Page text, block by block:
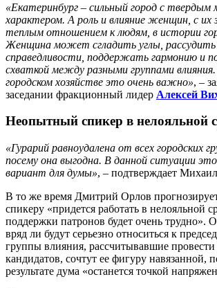
«Екатеринбург – сильный город с
характером. А роль и влияние женщин, с их
теплым отношением к людям, в истории
Женщина может сгладить углы, рассудить
справедливости, поддержать гармонию и
схваткой между разными группами
городском хозяйстве это очень важно», –
заседании фракционный лидер Алексей
Неопытный спикер в нелояльной
«Гурарий равноудалена от всех городских
посему она выгодна. В данной ситуации
вариант для думы», – подтверждает
В то же время Дмитрий Орлов
спикеру «придется работать в нелояльной
поддержки патронов будет очень трудно».
вряд ли будут серьезно относиться к
группы влияния, рассчитывавшие
кандидатов, сочтут ее фигуру навязанной,
результате дума «останется точкой